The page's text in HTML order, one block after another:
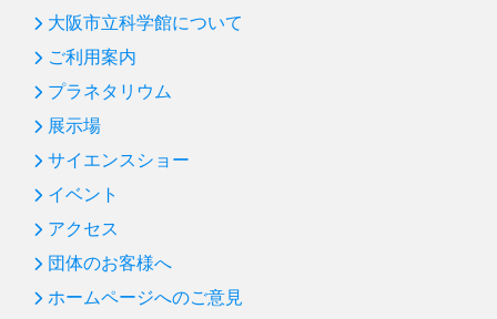
大阪市立科学館について
ご利用案内
プラネタリウム
展示場
サイエンスショー
イベント
アクセス
団体のお客様へ
ホームページへのご意見